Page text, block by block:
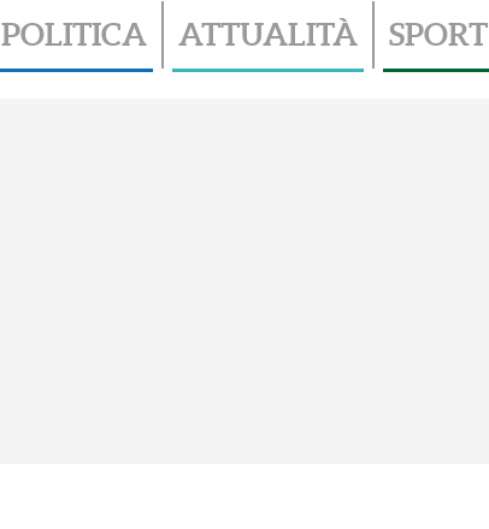
POLITICA ATTUALITÀ SPORT